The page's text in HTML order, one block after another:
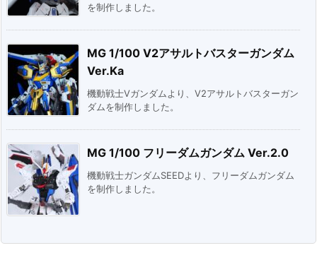
を制作しました。
MG 1/100 V2アサルトバスターガンダム
Ver.Ka
機動戦士Vガンダムより、V2アサルトバスターガン
ダムを制作しました。
MG 1/100 フリーダムガンダム Ver.2.0
機動戦士ガンダムSEEDより、フリーダムガンダム
を制作しました。